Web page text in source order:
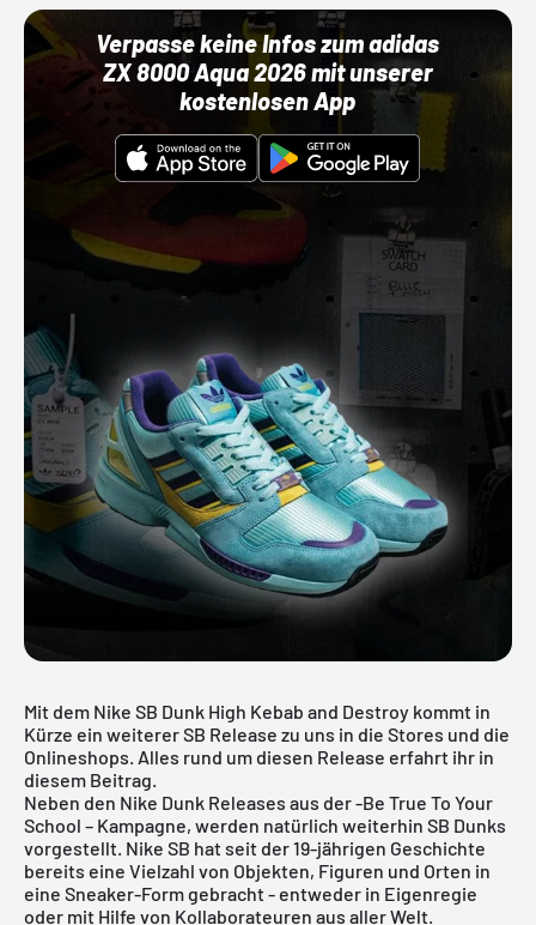
Verpasse keine Infos zum adidas
ZX 8000 Aqua 2026 mit unserer
kostenlosen App
Mit dem Nike SB Dunk High Kebab and Destroy kommt in
Kürze ein weiterer SB Release zu uns in die Stores und die
Onlineshops. Alles rund um diesen Release erfahrt ihr in
diesem Beitrag.
Neben den Nike Dunk Releases aus der -Be True To Your
School – Kampagne, werden natürlich weiterhin SB Dunks
vorgestellt. Nike SB hat seit der 19-jährigen Geschichte
bereits eine Vielzahl von Objekten, Figuren und Orten in
eine Sneaker-Form gebracht - entweder in Eigenregie
oder mit Hilfe von Kollaborateuren aus aller Welt.